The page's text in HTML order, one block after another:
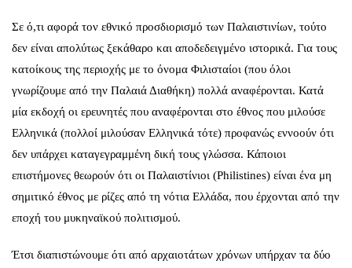
Σε ό,τι αφορά τον εθνικό προσδιορισμό των Παλαιστινίων, τούτο
δεν είναι απολύτως ξεκάθαρο και αποδεδειγμένο ιστορικά. Για τους
κατοίκους της περιοχής με το όνομα Φιλισταίοι (που όλοι
γνωρίζουμε από την Παλαιά Διαθήκη) πολλά αναφέρονται. Κατά
μία εκδοχή οι ερευνητές που αναφέρονται στο έθνος που μιλούσε
Ελληνικά (πολλοί μιλούσαν Ελληνικά τότε) προφανώς εννοούν ότι
δεν υπάρχει καταγεγραμμένη δική τους γλώσσα. Κάποιοι
επιστήμονες θεωρούν ότι οι Παλαιστίνιοι (Philistines) είναι ένα μη
σημιτικό έθνος με ρίζες από τη νότια Ελλάδα, που έρχονται από την
εποχή του μυκηναϊκού πολιτισμού.
Έτσι διαπιστώνουμε ότι από αρχαιοτάτων χρόνων υπήρχαν τα δύο